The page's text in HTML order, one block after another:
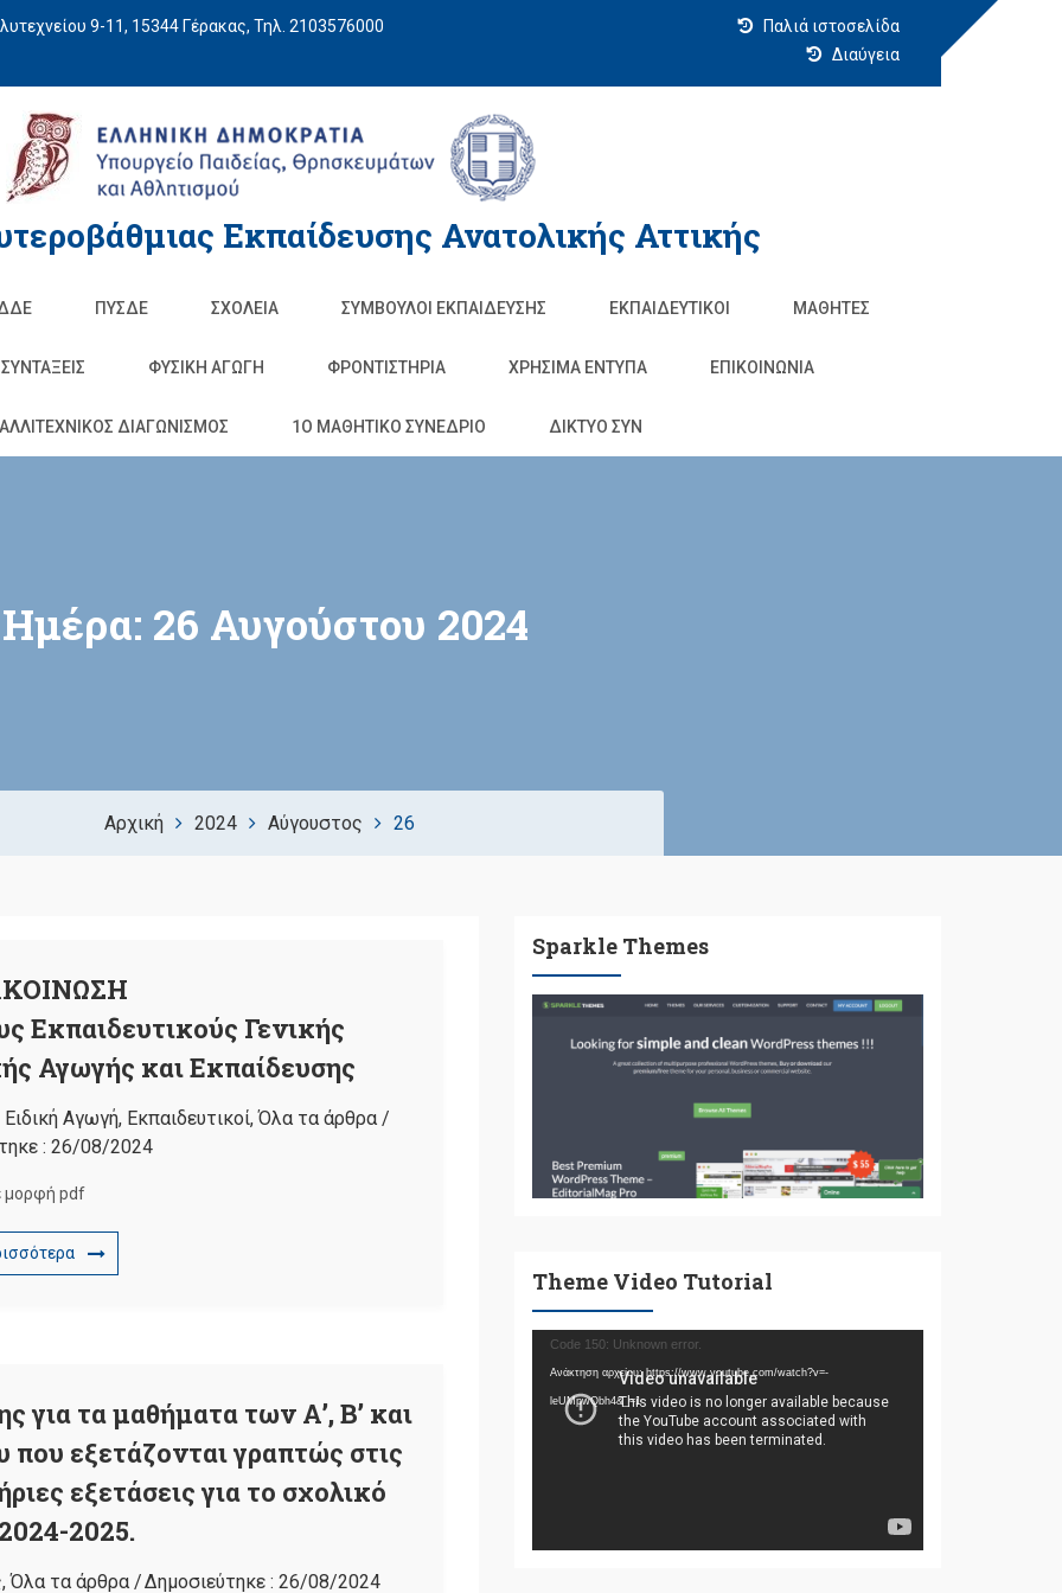
9-11, 15344 Γέρακας, Τηλ. 2103576000
Παλιά ιστοσελίδα
Διαύγεια
Εκπαίδευσης Ανατολικής Αττικής
ΠΥΣΔΕ ΣΧΟΛΕΊΑ ΣΥΜΒΟΥΛΟΙ ΕΚΠΑΙΔΕΥΣΗΣ ΕΚΠΑΙΔΕΥΤΙΚΟΊ ΜΑΘΗΤΈΣ
ΣΥΝΤΑΞΕΙΣ ΦΥΣΙΚΉ ΑΓΩΓΉ ΦΡΟΝΤΙΣΤΉΡΙΑ ΧΡΗΣΙΜΑ ΕΝΤΥΠΑ ΕΠΙΚΟΙΝΩΝΊΑ
ΔΙΑΓΩΝΙΣΜΟΣ 1O ΜΑΘΗΤΙΚΟ ΣΥΝΕΔΡΙΟ ΔΙΚΤΥΟ ΣΥΝ
Ημέρα: 26 Αυγούστου 2024
Αρχική 2024 Αύγουστος 26
Εκπαιδευτικούς Γενικής
Αγωγής και Εκπαίδευσης
Ειδική Αγωγή, Εκπαιδευτικοί,Όλα τα άρθρα /
: 26/08/2024
μορφή pdf
για τα μαθήματα των Α’, Β’ και
που εξετάζονται γραπτώς στις
εξετάσεις για το σχολικό
2025.
,Όλα τα άρθρα/Δημοσιεύτηκε : 26/08/2024
Sparkle Themes
Theme Video Tutorial
Πρόγραμμα
Αναπαραγωγής
Βίντεο
Code 150: Unknown error.
Ανάκτηση αρχείου: https://www.youtube.com/watch?v=-
leUMpwQbh4&_=1